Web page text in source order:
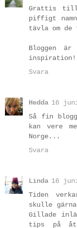
Grattis till
piffigt
tävla om
Bloggen
inspiration!
Svara
Hedda 16
Så fin
kan vere
Norge...
Svara
Linda 16
Tiden
skulle
Gillade
tips på